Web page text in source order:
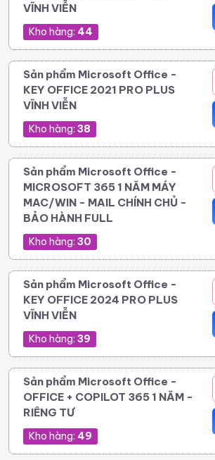
VĨNH VIỄN
Kho hàng: 44
Sản phẩm Microsoft Office -
KEY OFFICE 2021 PRO PLUS
VĨNH VIỄN
Kho hàng: 38
Sản phẩm Microsoft Office -
MICROSOFT 365 1 NĂM MÁY
MAC/WIN - MAIL CHÍNH CHỦ -
BẢO HÀNH FULL
Kho hàng: 30
Sản phẩm Microsoft Office -
KEY OFFICE 2024 PRO PLUS
VĨNH VIỄN
Kho hàng: 39
Sản phẩm Microsoft Office -
OFFICE + COPILOT 365 1 NĂM -
RIÊNG TƯ
Kho hàng: 49